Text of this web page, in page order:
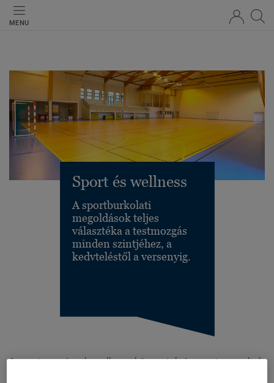
MENU
Sport és wellness
A sportburkolati
megoldások teljes
választéka a testmozgás
minden szintjéhez, a
kedvteléstől a versenyig.
A sportesemények, wellness központok és sportcsarnokok